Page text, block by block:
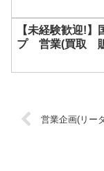
。
【未経験歓迎!
プ 営業(買取
営業企画(リー